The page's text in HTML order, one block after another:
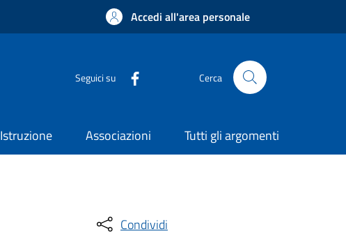
Accedi all'area personale
Seguici su Cerca
Istruzione Associazioni Tutti gli argomenti
Condividi